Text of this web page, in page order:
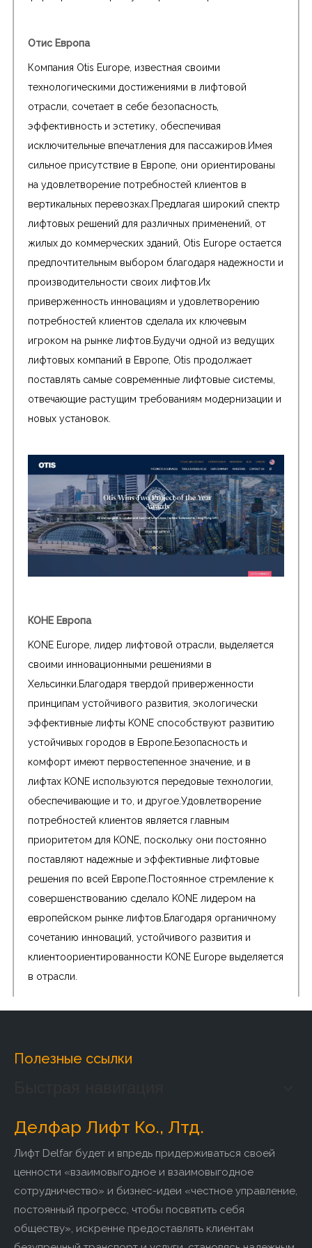
Отис Европа
Компания Otis Europe, известная своими
технологическими достижениями в лифтовой
отрасли, сочетает в себе безопасность,
эффективность и эстетику, обеспечивая
исключительные впечатления для пассажиров.Имея
сильное присутствие в Европе, они ориентированы
на удовлетворение потребностей клиентов в
вертикальных перевозках.Предлагая широкий спектр
лифтовых решений для различных применений, от
жилых до коммерческих зданий, Otis Europe остается
предпочтительным выбором благодаря надежности и
производительности своих лифтов.Их
приверженность инновациям и удовлетворению
потребностей клиентов сделала их ключевым
игроком на рынке лифтов.Будучи одной из ведущих
лифтовых компаний в Европе, Otis продолжает
поставлять самые современные лифтовые системы,
отвечающие растущим требованиям модернизации и
новых установок.
КОНЕ Европа
KONE Europe, лидер лифтовой отрасли, выделяется
своими инновационными решениями в
Хельсинки.Благодаря твердой приверженности
принципам устойчивого развития, экологически
эффективные лифты KONE способствуют развитию
устойчивых городов в Европе.Безопасность и
комфорт имеют первостепенное значение, и в
лифтах KONE используются передовые технологии,
обеспечивающие и то, и другое.Удовлетворение
потребностей клиентов является главным
приоритетом для KONE, поскольку они постоянно
поставляют надежные и эффективные лифтовые
решения по всей Европе.Постоянное стремление к
совершенствованию сделало KONE лидером на
европейском рынке лифтов.Благодаря органичному
сочетанию инноваций, устойчивого развития и
клиентоориентированности KONE Europe выделяется
в отрасли.
ThyssenKrupp Лифт Европа
Полезные ссылки
Делфар Лифт Ко., Лтд.
Лифт Delfar будет и впредь придерживаться своей
ценности «взаимовыгодное и взаимовыгодное
сотрудничество» и бизнес-идеи «честное управление,
постоянный прогресс, чтобы посвятить себя
обществу», искренне предоставлять клиентам